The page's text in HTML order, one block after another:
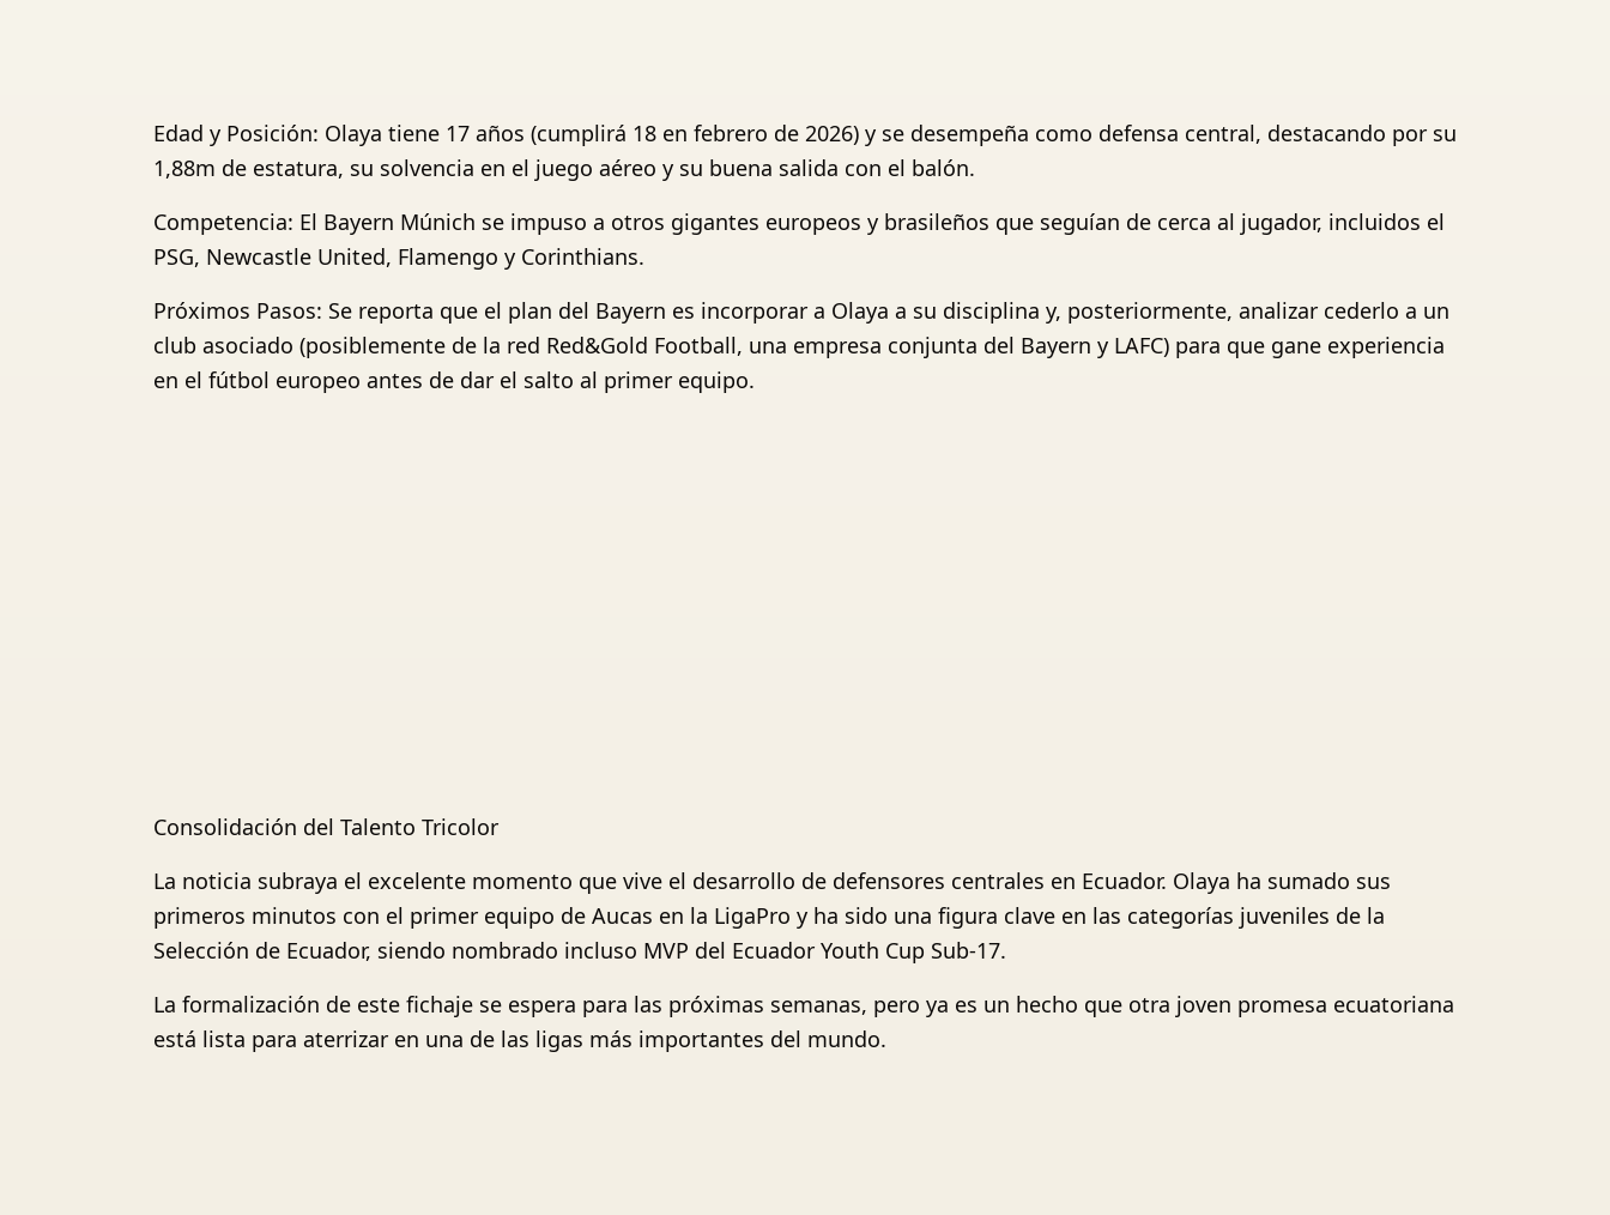
Edad y Posición: Olaya tiene 17 años (cumplirá 18 en febrero de 2026) y se desempeña como defensa central, destacando por su
1,88m de estatura, su solvencia en el juego aéreo y su buena salida con el balón.
Competencia: El Bayern Múnich se impuso a otros gigantes europeos y brasileños que seguían de cerca al jugador, incluidos el
PSG, Newcastle United, Flamengo y Corinthians.
Próximos Pasos: Se reporta que el plan del Bayern es incorporar a Olaya a su disciplina y, posteriormente, analizar cederlo a un
club asociado (posiblemente de la red Red&Gold Football, una empresa conjunta del Bayern y LAFC) para que gane experiencia
en el fútbol europeo antes de dar el salto al primer equipo.
Consolidación del Talento Tricolor
La noticia subraya el excelente momento que vive el desarrollo de defensores centrales en Ecuador. Olaya ha sumado sus
primeros minutos con el primer equipo de Aucas en la LigaPro y ha sido una figura clave en las categorías juveniles de la
Selección de Ecuador, siendo nombrado incluso MVP del Ecuador Youth Cup Sub-17.
La formalización de este fichaje se espera para las próximas semanas, pero ya es un hecho que otra joven promesa ecuatoriana
está lista para aterrizar en una de las ligas más importantes del mundo.